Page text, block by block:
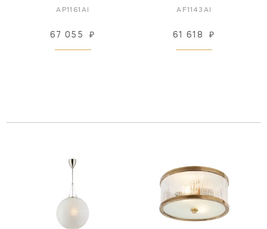
AP1161AI
67 055 ₽
AF1143AI
61 618 ₽